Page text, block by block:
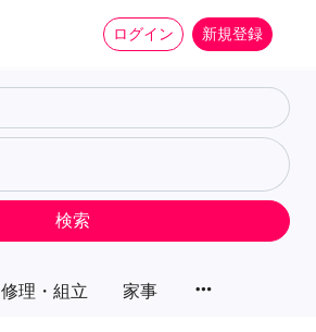
ログイン 新規登録
修理・組立 家事 more_horiz
検索